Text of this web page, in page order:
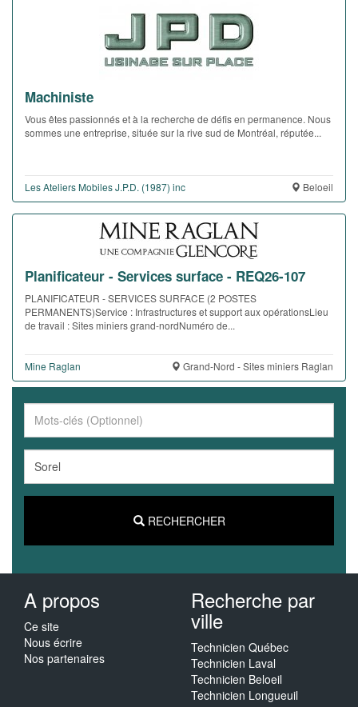
Machiniste
Vous êtes passionnés et à la recherche de défis en permanence. Nous
sommes une entreprise, située sur la rive sud de Montréal, réputée...
Les Ateliers Mobiles J.P.D. (1987) inc Beloeil
Planificateur - Services surface - REQ26-107
PLANIFICATEUR - SERVICES SURFACE (2 POSTES
PERMANENTS)Service : Infrastructures et support aux opérationsLieu
de travail : Sites miniers grand-nordNuméro de...
Mine Raglan Grand-Nord - Sites miniers Raglan
RECHERCHER
A propos
Ce site
Nous écrire
Nos partenaires
Recherche par
ville
Technicien Québec
Technicien Laval
Technicien Beloeil
Technicien Longueuil